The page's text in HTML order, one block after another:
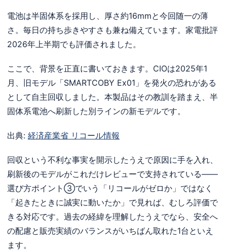
電池は半固体系を採用し、厚さ約16mmと今回随一の薄
さ。毎日の持ち歩きやすさも兼ね備えています。家電批評
2026年上半期でも評価されました。
ここで、背景を正直に書いておきます。CIOは2025年1
月、旧モデル「SMARTCOBY Ex01」を発火の恐れがある
として自主回収しました。本製品はその教訓を踏まえ、半
固体系電池へ刷新した別ラインの新モデルです。
出典: 経済産業省 リコール情報
回収という不利な事実を開示したうえで原因に手を入れ、
刷新後のモデルがこれだけレビューで支持されている——
選び方ポイント③でいう「リコールがゼロか」ではなく
「起きたときに誠実に動いたか」で見れば、むしろ評価で
きる対応です。過去の経緯を理解したうえでなら、安全へ
の配慮と販売実績のバランスがいちばん取れた1台といえ
ます。